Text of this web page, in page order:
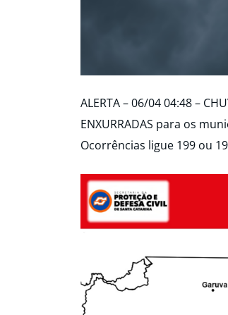
ALERTA – 06/04 04:48 –
ENXURRADAS para os
Ocorrências ligue 199 ou